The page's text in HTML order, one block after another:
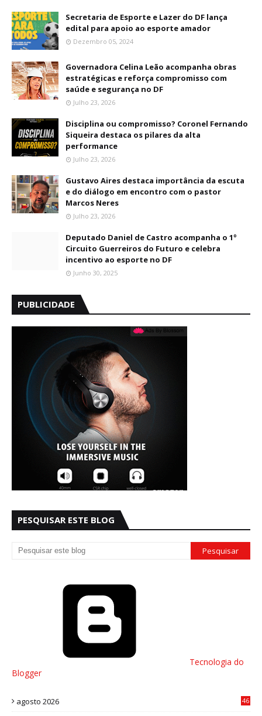
Secretaria de Esporte e Lazer do DF lança
edital para apoio ao esporte amador
Dezembro 05, 2024
Governadora Celina Leão acompanha obras
estratégicas e reforça compromisso com
saúde e segurança no DF
Julho 23, 2026
Disciplina ou compromisso? Coronel Fernando
Siqueira destaca os pilares da alta
performance
Julho 23, 2026
Gustavo Aires destaca importância da escuta
e do diálogo em encontro com o pastor
Marcos Neres
Julho 23, 2026
Deputado Daniel de Castro acompanha o 1º
Circuito Guerreiros do Futuro e celebra
incentivo ao esporte no DF
Junho 30, 2025
PUBLICIDADE
PESQUISAR ESTE BLOG
Tecnologia do
Blogger
agosto 2026 46